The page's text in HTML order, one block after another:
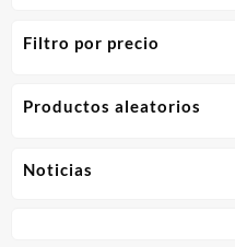
Filtro por precio
Productos aleatorios
Noticias